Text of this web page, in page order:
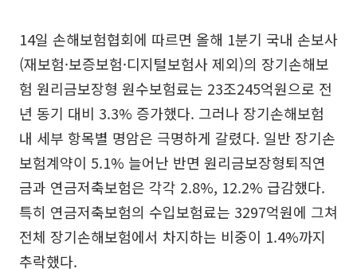
14일 손해보험협회에 따르면 올해 1분기 국내 손보사
(재보험·보증보험·디지털보험사 제외)의 장기손해보
험 원리금보장형 원수보험료는 23조245억원으로 전
년 동기 대비 3.3% 증가했다. 그러나 장기손해보험
내 세부 항목별 명암은 극명하게 갈렸다. 일반 장기손
보험계약이 5.1% 늘어난 반면 원리금보장형퇴직연
금과 연금저축보험은 각각 2.8%, 12.2% 급감했다.
특히 연금저축보험의 수입보험료는 3297억원에 그쳐
전체 장기손해보험에서 차지하는 비중이 1.4%까지
추락했다.